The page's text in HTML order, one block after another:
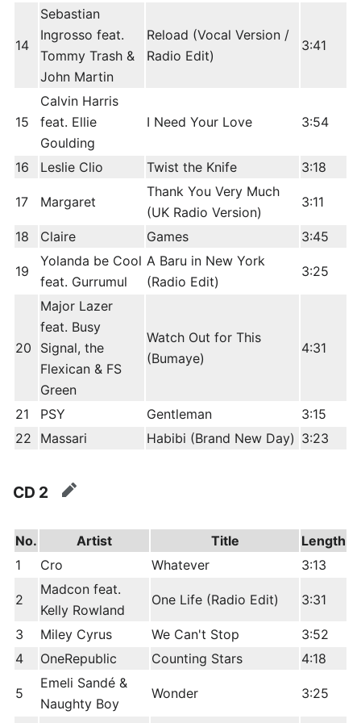
14
Sebastian
Ingrosso feat.
Tommy Trash &
John Martin
Reload (Vocal Version /
Radio Edit)
3:41
15
Calvin Harris
feat. Ellie
Goulding
I Need Your Love 3:54
16 Leslie Clio Twist the Knife 3:18
17 Margaret
Thank You Very Much
(UK Radio Version)
3:11
18 Claire Games 3:45
19
Yolanda be Cool
feat. Gurrumul
A Baru in New York
(Radio Edit)
3:25
20
Major Lazer
feat. Busy
Signal, the
Flexican & FS
Green
Watch Out for This
(Bumaye)
4:31
21 PSY Gentleman
3:15
22
Massari Habibi (Brand New Day) 3:23
CD 2 edit
No. Artist Title
Length
1
Cro Whatever 3:13
2
Madcon feat.
Kelly Rowland
One Life (Radio Edit) 3:31
3 Miley Cyrus We Can't Stop
3:52
4
OneRepublic Counting Stars 4:18
5
Emeli Sandé &
Naughty Boy
Wonder 3:25